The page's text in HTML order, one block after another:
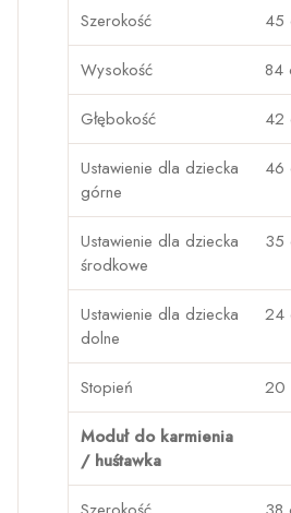
Szerokość 45
Wysokość 84
Głębokość 42
Ustawienie dla dziecka
górne
46
Ustawienie dla dziecka
środkowe
35
Ustawienie dla dziecka
dolne
24
Stopień 20
Moduł do karmienia
/ huśtawka